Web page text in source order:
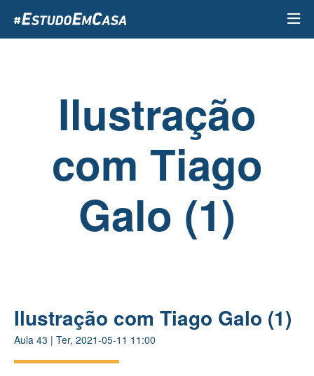
para
o
Ilustração
com Tiago
Galo (1)
Ilustração com Tiago Galo (1)
Aula 43 | Ter, 2021-05-11 11:00